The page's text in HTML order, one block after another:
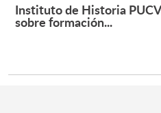
Instituto de Historia
sobre formación...